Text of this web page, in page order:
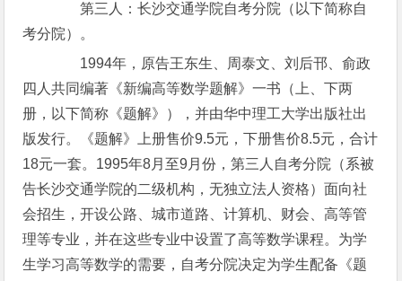
第三人：长沙交通学院自考分院（以下简称自
考分院）。
1994年，原告王东生、周泰文、刘后邗、俞政
四人共同编著《新编高等数学题解》一书（上、下两
册，以下简称《题解》），并由华中理工大学出版社出
版发行。《题解》上册售价9.5元，下册售价8.5元，合计
18元一套。1995年8月至9月份，第三人自考分院（系被
告长沙交通学院的二级机构，无独立法人资格）面向社
会招生，开设公路、城市道路、计算机、财会、高等管
理等专业，并在这些专业中设置了高等数学课程。为学
生学习高等数学的需要，自考分院决定为学生配备《题